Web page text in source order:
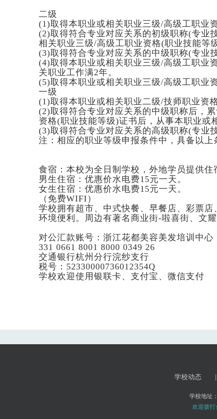
二级
(1)取得本职业或相关职业三级/高级工职业
(2)取得符合专业对应关系的初级职称(专业
相关职业三级/高级工职业资格(职业技能等
(3)取得符合专业对应关系的中级职称(专业
(4)取得本职业或相关职业三级/高级工职业
关职业工作满2年。
(5)取得本职业或相关职业三级/高级工职业
一级
(1)取得本职业或相关职业二级/技师职业资
(2)取得符合专业对应关系的中级职称后，
资格(职业技能等级)证书后，从事本职业或
(3)取得符合专业对应关系的高级职称(专业
注：相应的职业等级申报条件中，具备以
食宿：本校为全日制学校，外地学员提供
男生住宿：优惠价水电费15元一天。
女生住宿：优惠价水电费15元一天。
（免费WIFI）
学校拥有超市、中式快餐、早餐店、彩票
环境便利。周边有著名商业街-啦喜街、文
对公汇款账号：浙江花都美容美发培训中心
331 0661 8001 8000 0349 26
交通银行杭州分行浣纱支行
税号：52330000736012354Q
学校欢迎使用银联卡、支付宝、微信支付
学校动态
学校地址
欢迎拨打